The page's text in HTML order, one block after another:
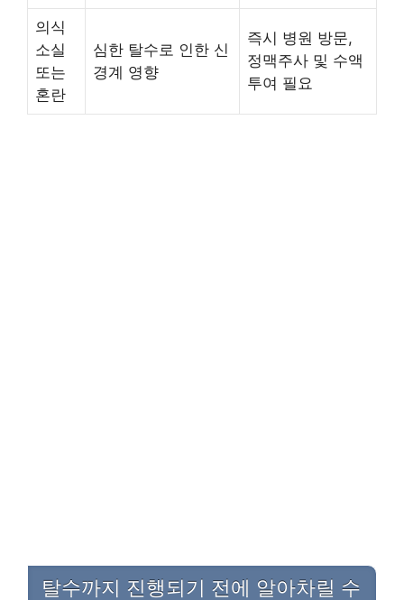
의식
소실
또는
혼란
심한 탈수로 인한 신
경계 영향
즉시 병원 방문,
정맥주사 및 수액
투여 필요
탈수까지 진행되기 전에 알아차릴 수